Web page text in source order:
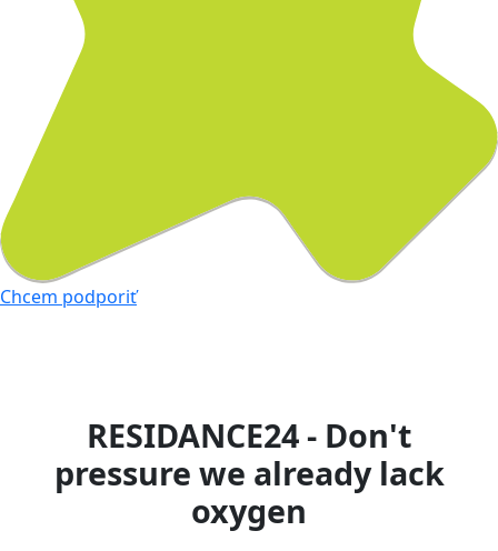
Chcem podporiť
RESIDANCE24 - Don't
pressure we already lack
oxygen